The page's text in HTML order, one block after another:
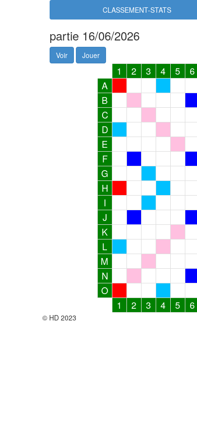
CLASSEMENT-STATS
partie 16/06/2026
Voir Jouer
1 2 3 4 5 6
A
B
C
D
E
F
G
H
I
J
K
L
M
N
O
1
2 3 4 5 6
© HD 2023